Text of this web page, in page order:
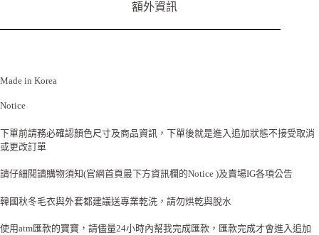
額外資訊
Made in Korea
Notice
下單前請務必確認顏色尺寸及商品資訊，下單後就是進入追加狀態不接受取消
或更改訂單
請仔細閱讀購物須知(官網首頁最下方資訊欄的Notice )及賣場IG各項公告
韓國秋冬毛衣與外套都建議送專業乾洗，請勿烘乾與脫水
使用atm匯款的寶寶，請儘量24小時內幫我完成匯款，匯款完成才會進入追加